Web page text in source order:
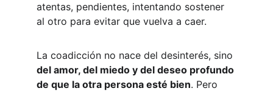
atentas, pendientes, intentando sostener
al otro para evitar que vuelva a caer.
La coadicción no nace del desinterés, sino
del amor, del miedo y del deseo profundo
de que la otra persona esté bien. Pero